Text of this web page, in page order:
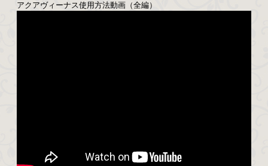
アクアヴィーナス使用方法動画（全編）